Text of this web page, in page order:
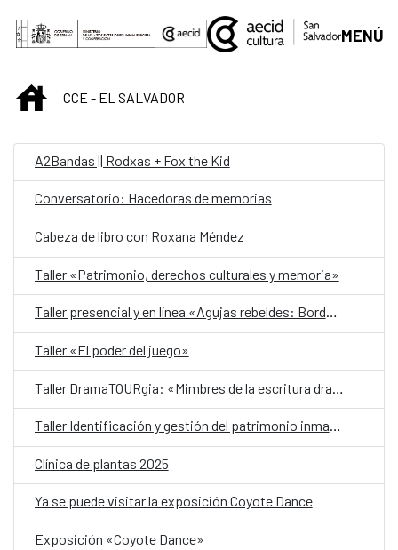
Saltar al contenido principal
MENÚ
INICIOCCE - EL SALVADOR
A2Bandas || Rodxas + Fox the Kid
Conversatorio: Hacedoras de memorias
Cabeza de libro con Roxana Méndez
Taller «Patrimonio, derechos culturales y memoria»
Taller presencial y en línea «Agujas rebeldes: Bordados, historia y resistencia»
Taller «El poder del juego»
Taller Identificación y gestión del patrimonio inmaterial en El Salvador II
Clínica de plantas 2025
Ya se puede visitar la exposición Coyote Dance
Exposición «Coyote Dance»